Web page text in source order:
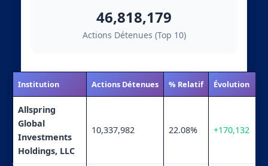
46,818,179
Actions Détenues (Top 10)
Institution Actions Détenues % Relatif Évolution
Allspring
Global
Investments
Holdings, LLC
10,337,982 22.08% +170,132